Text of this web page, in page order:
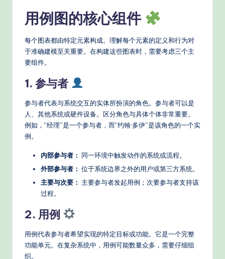
w
&
M
o
d
M
用例图的核心组件
每个图表都由特定元素构成。理解每个元素的定义和行为对
于准确建模至关重要。在构建这些图表时，需要考虑三个主
要组件。
1. 参与者
参与者代表与系统交互的实体所扮演的角色。参与者可以是
人、其他系统或硬件设备。区分角色与具体个体非常重要。
例如，“经理”是一个参与者，而“约翰·多伊”是该角色的一个实
例。
内部参与者： 同一环境中触发动作的系统或流程。
外部参与者： 位于系统边界之外的用户或第三方系统。
主要与次要： 主要参与者发起用例；次要参与者支持该
过程。
2. 用例
用例代表参与者希望实现的特定目标或功能。它是一个完整
功能单元。在复杂系统中，用例可能数量众多，需要仔细组
织。